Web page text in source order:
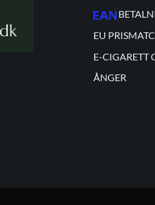
EU
E-CIGARETT
ÅNGER